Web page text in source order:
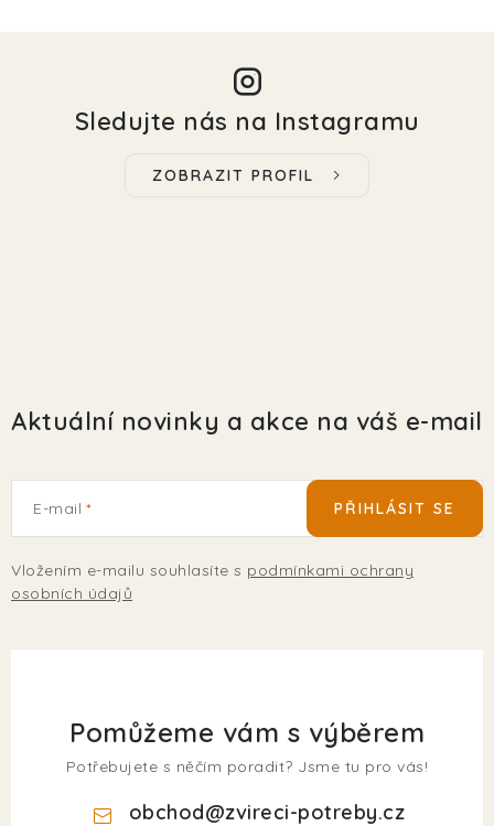
Sledujte nás na Instagramu
ZOBRAZIT PROFIL
Aktuální novinky a akce na váš e-mail
E-mail
Vložením e-mailu souhlasíte s podmínkami ochrany
osobních údajů
PŘIHLÁSIT SE
Pomůžeme vám s výběrem
Potřebujete s něčím poradit? Jsme tu pro vás!
obchod@zvireci-potreby.cz